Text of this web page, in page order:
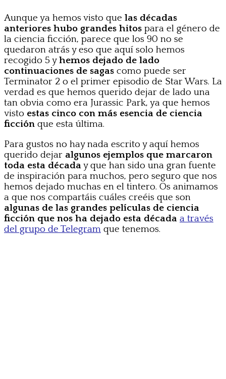
Aunque ya hemos visto que las décadas
anteriores hubo grandes hitos para el género de
la ciencia ficción, parece que los 90 no se
quedaron atrás y eso que aquí solo hemos
recogido 5 yhemos dejado de lado
continuaciones de sagas como puede ser
Terminator 2 o el primer episodio de Star Wars. La
verdad es que hemos querido dejar de lado una
tan obvia como era Jurassic Park, ya que hemos
visto estas cinco con más esencia de ciencia
ficción que esta última.
Para gustos no hay nada escrito y aquí hemos
querido dejar algunos ejemplos que marcaron
toda esta décaday que han sido una gran fuente
de inspiración para muchos, pero seguro que nos
hemos dejado muchas en el tintero. Os animamos
a que nos compartáis cuáles creéis que son
algunas de las grandes películas de ciencia
ficción que nos ha dejado esta década a través
del grupo de Telegram que tenemos.